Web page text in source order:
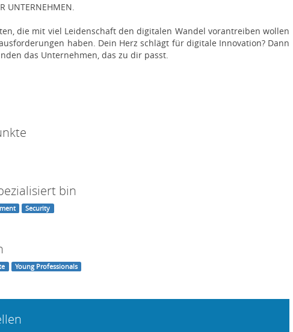
UNTERNEHMEN.
die mit viel Leidenschaft den digitalen Wandel vorantreiben wollen
haben. Dein Herz schlägt für digitale Innovation? Dann
das Unternehmen, das zu dir passt.
bin
Security
Young Professionals